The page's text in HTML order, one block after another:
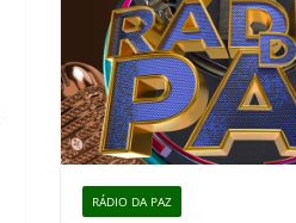
RÁDIO DA PAZ